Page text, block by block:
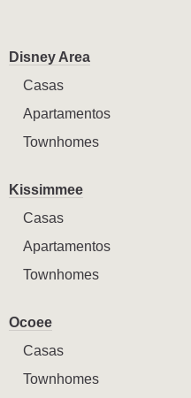
Disney Area
Casas
Apartamentos
Townhomes
Kissimmee
Casas
Apartamentos
Townhomes
Ocoee
Casas
Townhomes